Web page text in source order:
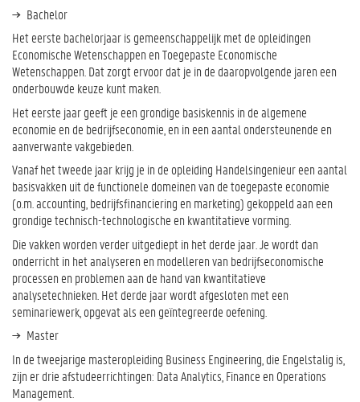
Bachelor
Het eerste bachelorjaar is gemeenschappelijk met de opleidingen
Economische Wetenschappen en Toegepaste Economische
Wetenschappen. Dat zorgt ervoor dat je in de daaropvolgende jaren een
onderbouwde keuze kunt maken.
Het eerste jaar geeft je een grondige basiskennis in de algemene
economie en de bedrijfseconomie, en in een aantal ondersteunende en
aanverwante vakgebieden.
Vanaf het tweede jaar krijg je in de opleiding Handelsingenieur een aantal
basisvakken uit de functionele domeinen van de toegepaste economie
(o.m. accounting, bedrijfsfinanciering en marketing) gekoppeld aan een
grondige technisch-technologische en kwantitatieve vorming.
Die vakken worden verder uitgediept in het derde jaar. Je wordt dan
onderricht in het analyseren en modelleren van bedrijfseconomische
processen en problemen aan de hand van kwantitatieve
analysetechnieken. Het derde jaar wordt afgesloten met een
seminariewerk, opgevat als een geïntegreerde oefening.
Master
In de tweejarige masteropleiding Business Engineering, die Engelstalig is,
zijn er drie afstudeerrichtingen: Data Analytics, Finance en Operations
Management.